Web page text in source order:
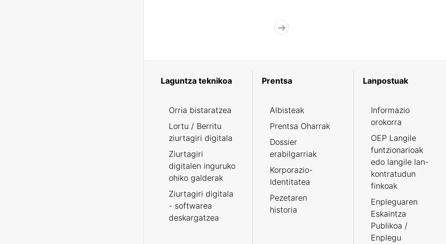
Laguntza teknikoa
Orria bistaratzea
Lortu / Berritu
ziurtagiri digitala
Ziurtagiri
digitalen inguruko
ohiko galderak
Ziurtagiri digitala
- softwarea
deskargatzea
Prentsa
Albisteak
Prentsa Oharrak
Dossier
erabilgarriak
Korporazio-
Identitatea
Pezetaren
historia
Lanpostuak
Informazio
orokorra
OEP Langile
funtzionarioak
edo langile lan-
kontratudun
finkoak
Enpleguaren
Eskaintza
Publikoa /
Enplegu